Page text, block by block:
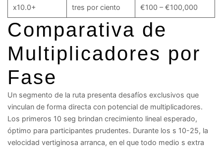
x10.0+ tres por ciento €100 – €100,000
Comparativa de
Multiplicadores por
Fase
Un segmento de la ruta presenta desafíos exclusivos que
vinculan de forma directa con potencial de multiplicadores.
Los primeros 10 seg brindan crecimiento lineal esperado,
óptimo para participantes prudentes. Durante los s 10-25, la
velocidad vertiginosa arranca, en el que todo medio s extra